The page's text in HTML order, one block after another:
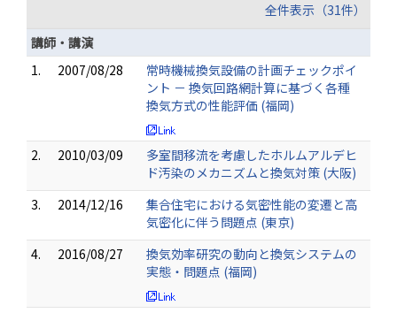
全件表示（31件）
講師・講演
1.
2007/08/28
常時機械換気設備の計画チェックポイ
ント － 換気回路網計算に基づく各種
換気方式の性能評価 (福岡)
2. 2010/03/09
多室間移流を考慮したホルムアルデヒ
ド汚染のメカニズムと換気対策 (大阪)
3.
2014/12/16
集合住宅における気密性能の変遷と高
気密化に伴う問題点 (東京)
4.
2016/08/27
換気効率研究の動向と換気システムの
実態・問題点 (福岡)